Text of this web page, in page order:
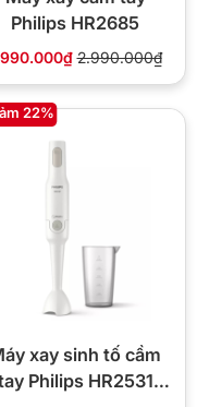
Philips HR2685
2.990.000₫
22%
xay sinh tố cầm
Philips HR2531